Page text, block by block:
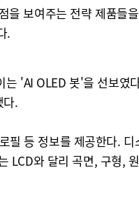
을 보여주는 전략 제품들
.
'AI OLED 봇'을 선보였
다.
등 정보를 제공한다.
LCD와 달리 곡면, 구형,